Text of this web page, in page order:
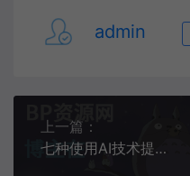
admin
上一篇：
七种使用AI技术提升用户体验的方法